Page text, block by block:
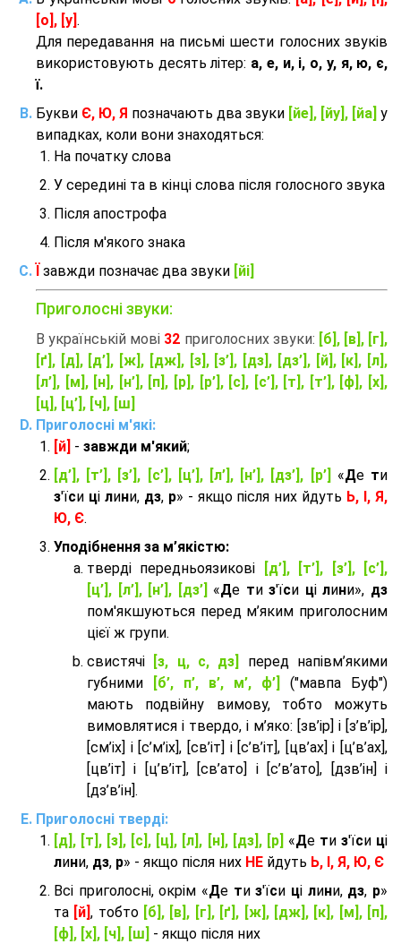
[о], [у] .
Для передавання на письмі шести голосних звуків
використовують десять літер: а, е, и, і, о, у, я, ю, є,
ї.
Букви Є, Ю, Я позначають два звуки [йе], [йу], [йа] у
випадках, коли вони знаходяться:
На початку слова
У середині та в кінці слова після голосного звука
Після апострофа
Після м'якого знака
завжди позначає два звуки [йі]
Приголосні звуки:
В українській мові 32 приголосних звуки: [б], [в], [г],
[ґ], [д], [д’], [ж], [дж], [з], [з’], [дз], [дз’], [й], [к], [л],
[л’], [м], [н], [н’], [п], [р], [р’], [с], [с’], [т], [т’], [ф], [х],
[ц], [ц’], [ч], [ш]
Приголосні м'які:
[й] - завжди м'який;
[д’], [т’], [з’], [с’], [ц’], [л’], [н’], [дз’], [р’]
«Де ти
з'їси ці лини, дз, р» - якщо після них йдуть Ь, І, Я,
Ю, Є.
Уподібнення за м’якістю:
тверді передньоязикові
[д’], [т’], [з’], [с’],
[ц’], [л’], [н’], [дз’] «Де тиз'їси цілини», дз
пом'якшуються перед м’яким приголосним
цієї ж групи.
cвистячі
[з, ц, с, дз]
перед напівм’якими
губними
[б’, п’, в’, м’, ф’]
("мавпа Буф")
мають подвійну вимову, тобто можуть
вимовлятися і твердо, і м’яко: [зв’ір] і [з’в’ір],
[см’іх] і [с’м’іх], [св’іт] і [с’в’іт], [цв’ах] і [ц’в’ах],
[цв’іт] і [ц’в’іт], [св’ато] і [с’в’ато], [дзв’iн] і
[дз’в’iн].
Приголосні тверді:
[д], [т], [з], [с], [ц], [л], [н], [дз], [р] «Де ти з'їси ці
лини, дз, р» - якщо після них НЕ йдуть Ь, І, Я, Ю, Є
Всі приголосні, окрім «Де тиз'їси ці лини, дз, р»
та [й], тобто [б], [в], [г], [ґ], [ж], [дж], [к], [м], [п],
[ф], [х], [ч], [ш] - якщо після них